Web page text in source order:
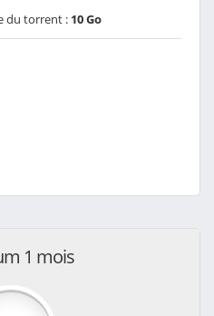
du torrent : 10 Go
1 mois